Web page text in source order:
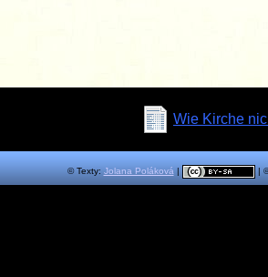
Wie Kirche
© Texty: Jolana Poláková | |